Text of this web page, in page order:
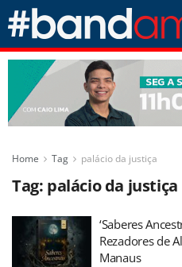
Home Tag palácio da justiça
Tag: palácio da justiça
‘Saberes
Rezadores de
Manaus